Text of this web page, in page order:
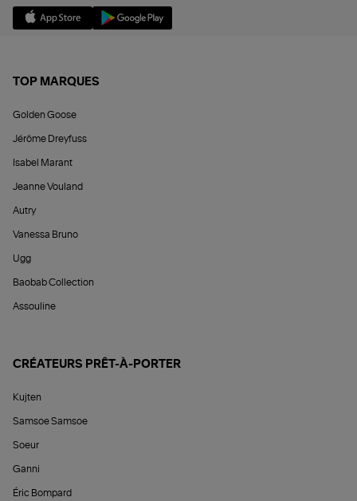
TOP MARQUES
Golden Goose
Jérôme Dreyfuss
Isabel Marant
Jeanne Vouland
Autry
Vanessa Bruno
Ugg
Baobab Collection
Assouline
CRÉATEURS PRÊT-À-PORTER
Kujten
Samsoe Samsoe
Soeur
Ganni
Éric Bompard